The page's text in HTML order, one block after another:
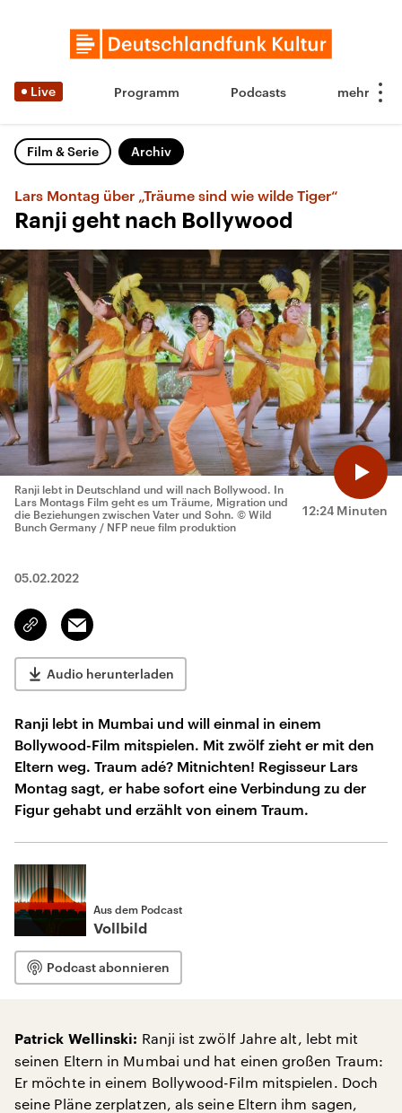
Live Programm Podcasts
Film & Serie Archiv
Lars Montag über „Träume sind wie wilde Tiger“
Ranji geht nach Bollywood
12:24 Minuten
Ranji lebt in Deutschland und will nach Bollywood. In
Lars Montags Film geht es um Träume, Migration und
die Beziehungen zwischen Vater und Sohn. © Wild
Bunch Germany / NFP neue film produktion
05.02.2022
Link
kopieren/teilen
Email
Audio herunterladen
Ranji lebt in Mumbai und will einmal in einem
Bollywood-Film mitspielen. Mit zwölf zieht er mit den
Eltern weg. Traum adé? Mitnichten! Regisseur Lars
Montag sagt, er habe sofort eine Verbindung zu der
Figur gehabt und erzählt von einem Traum.
Aus dem Podcast
Vollbild
Podcast abonnieren
Patrick Wellinski: Ranji ist zwölf Jahre alt, lebt mit
seinen Eltern in Mumbai und hat einen großen Traum:
Er möchte in einem Bollywood-Film mitspielen. Doch
seine Pläne zerplatzen, als seine Eltern ihm sagen,